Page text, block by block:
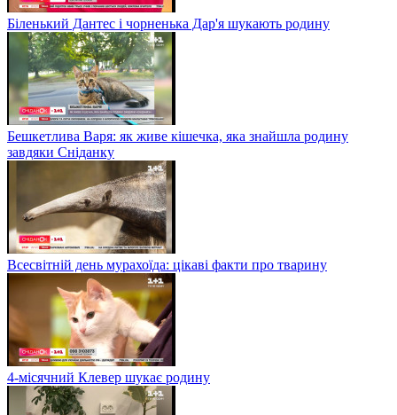
Біленький Дантес і чорненька Дар'я шукають родину
Бешкетлива Варя: як живе кішечка, яка знайшла родину
завдяки Сніданку
Всесвітній день мурахоїда: цікаві факти про тварину
4-місячний Клевер шукає родину